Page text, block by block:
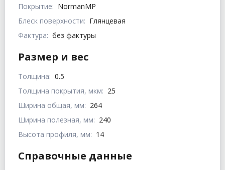
Покрытие: NormanMP
Блеск поверхности: Глянцевая
Фактура: без фактуры
Размер и вес
Толщина: 0.5
Толщина покрытия, мкм: 25
Ширина общая, мм: 264
Ширина полезная, мм: 240
Высота профиля, мм: 14
Справочные данные